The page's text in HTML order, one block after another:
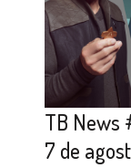
TB News
7 de